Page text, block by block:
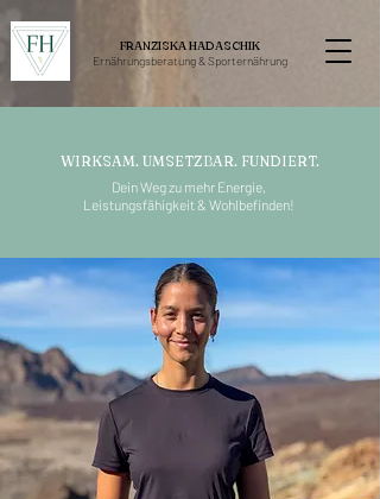
FRANZISKA HADASCHIK
Ernährungsberatung &Sporternährung
WIRKSAM. UMSETZBAR. FUNDIERT.
Dein Weg zu mehr Energie,
Leistungsfähigkeit & Wohlbefinden!